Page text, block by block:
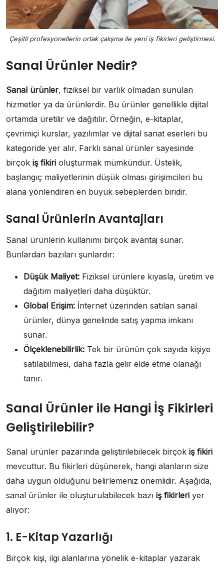
Çeşitli profesyonellerin ortak çalışma ile yeni iş fikirleri geliştirmesi.
Sanal Ürünler Nedir?
Sanal ürünler, fiziksel bir varlık olmadan sunulan
hizmetler ya da ürünlerdir. Bu ürünler genellikle dijital
ortamda üretilir ve dağıtılır. Örneğin, e-kitaplar,
çevrimiçi kurslar, yazılımlar ve dijital sanat eserleri bu
kategoride yer alır. Farklı sanal ürünler sayesinde
birçok iş fikiri oluşturmak mümkündür. Üstelik,
başlangıç maliyetlerinin düşük olması girişimcileri bu
alana yönlendiren en büyük sebeplerden biridir.
Sanal Ürünlerin Avantajları
Sanal ürünlerin kullanımı birçok avantaj sunar.
Bunlardan bazıları şunlardır:
Düşük Maliyet: Fiziksel ürünlere kıyasla, üretim ve
dağıtım maliyetleri daha düşüktür.
Global Erişim: İnternet üzerinden satılan sanal
ürünler, dünya genelinde satış yapma imkanı
sunar.
Ölçeklenebilirlik: Tek bir ürünün çok sayıda kişiye
satılabilmesi, daha fazla gelir elde etme olanağı
tanır.
Sanal Ürünler ile Hangi İş Fikirleri
Geliştirilebilir?
Sanal ürünler pazarında geliştirilebilecek birçok iş fikiri
mevcuttur. Bu fikirleri düşünerek, hangi alanların size
daha uygun olduğunu belirlemeniz önemlidir. Aşağıda,
sanal ürünler ile oluşturulabilecek bazı iş fikirleri yer
alıyor:
1. E-Kitap Yazarlığı
Birçok kişi, ilgi alanlarına yönelik e-kitaplar yazarak